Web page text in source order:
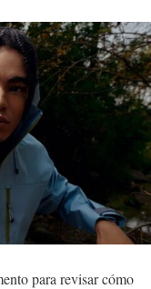
para revisar cómo